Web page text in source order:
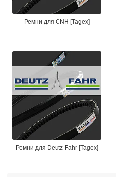
Ремни для CNH [Tagex]
Ремни для Deutz-Fahr [Tagex]